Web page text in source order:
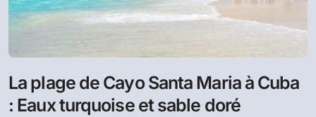
La plage de Cayo Santa Maria à Cuba
: Eaux turquoise et sable doré